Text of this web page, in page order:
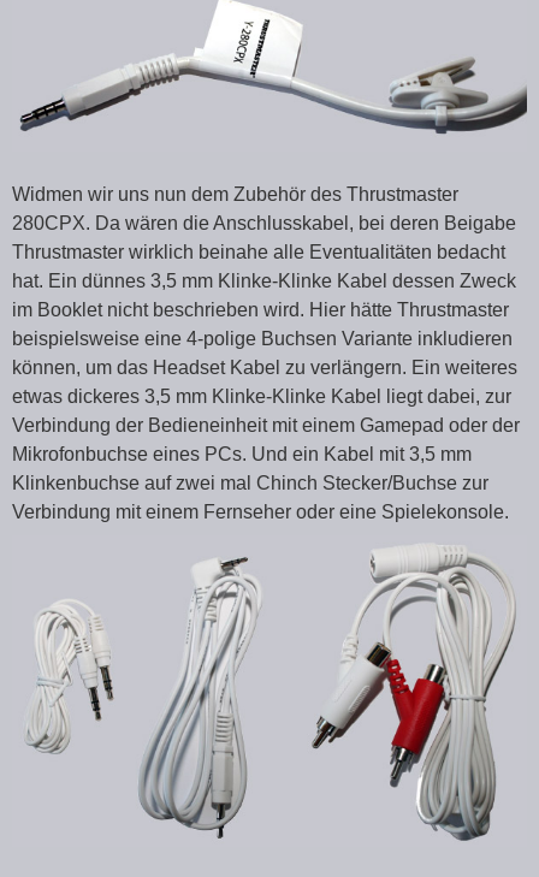
Widmen wir uns nun dem Zubehör des Thrustmaster
280CPX. Da wären die Anschlusskabel, bei deren Beigabe
Thrustmaster wirklich beinahe alle Eventualitäten bedacht
hat. Ein dünnes 3,5 mm Klinke-Klinke Kabel dessen Zweck
im Booklet nicht beschrieben wird. Hier hätte Thrustmaster
beispielsweise eine 4-polige Buchsen Variante inkludieren
können, um das Headset Kabel zu verlängern. Ein weiteres
etwas dickeres 3,5 mm Klinke-Klinke Kabel liegt dabei, zur
Verbindung der Bedieneinheit mit einem Gamepad oder der
Mikrofonbuchse eines PCs. Und ein Kabel mit 3,5 mm
Klinkenbuchse auf zwei mal Chinch Stecker/Buchse zur
Verbindung mit einem Fernseher oder eine Spielekonsole.